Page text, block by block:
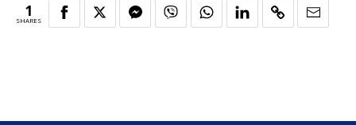
1
SHARES